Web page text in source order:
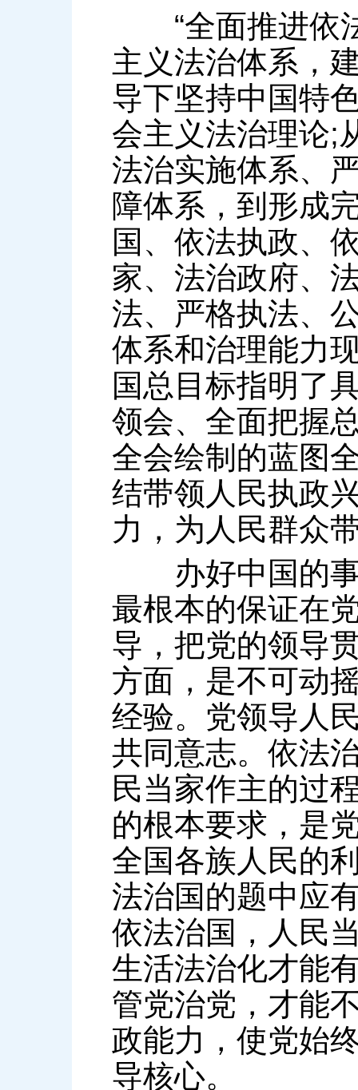
“全面推进依法
主义法治体系，
导下坚持中国特
会主义法治理论;
法治实施体系、
障体系，到形成
国、依法执政、
家、法治政府、
法、严格执法、
体系和治理能力
国总目标指明了
领会、全面把握
全会绘制的蓝图
结带领人民执政
力，为人民群众
办好中国的事
最根本的保证在
导，把党的领导
方面，是不可动
经验。党领导人
共同意志。依法
民当家作主的过
的根本要求，是
全国各族人民的
法治国的题中应
依法治国，人民
生活法治化才能
管党治党，才能
政能力，使党始
导核心。